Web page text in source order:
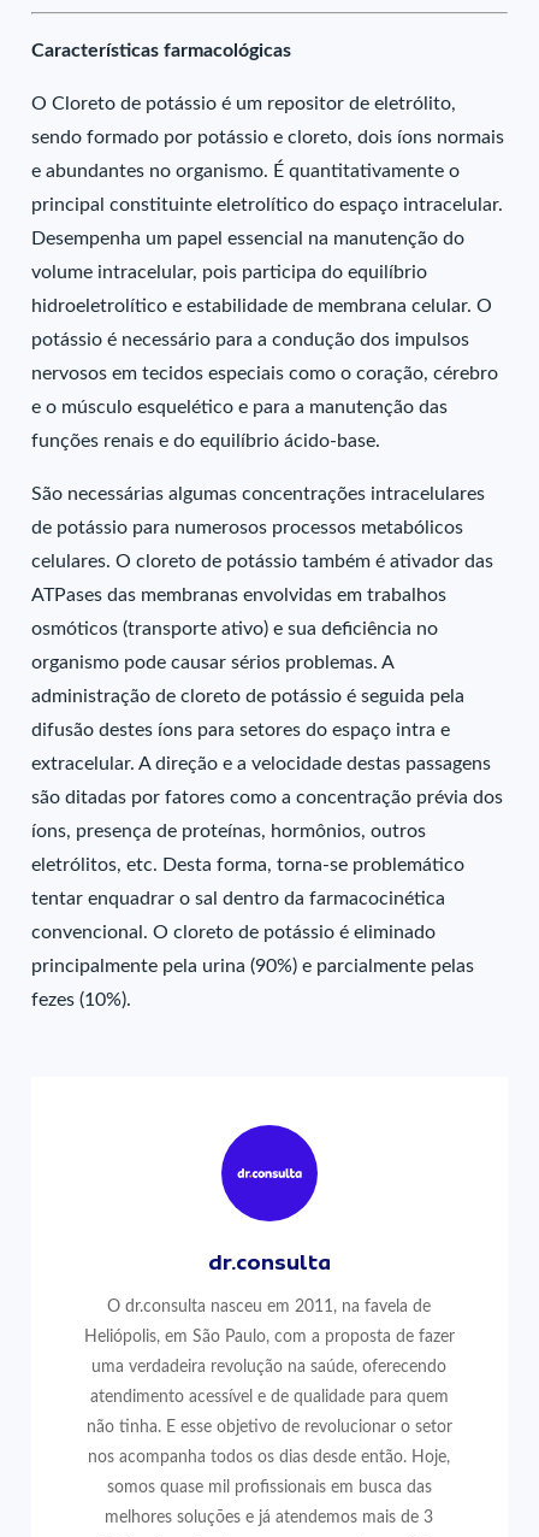
Características farmacológicas
O Cloreto de potássio é um repositor de eletrólito,
sendo formado por potássio e cloreto, dois íons normais
e abundantes no organismo. É quantitativamente o
principal constituinte eletrolítico do espaço intracelular.
Desempenha um papel essencial na manutenção do
volume intracelular, pois participa do equilíbrio
hidroeletrolítico e estabilidade de membrana celular. O
potássio é necessário para a condução dos impulsos
nervosos em tecidos especiais como o coração, cérebro
e o músculo esquelético e para a manutenção das
funções renais e do equilíbrio ácido-base.
São necessárias algumas concentrações intracelulares
de potássio para numerosos processos metabólicos
celulares. O cloreto de potássio também é ativador das
ATPases das membranas envolvidas em trabalhos
osmóticos (transporte ativo) e sua deficiência no
organismo pode causar sérios problemas. A
administração de cloreto de potássio é seguida pela
difusão destes íons para setores do espaço intra e
extracelular. A direção e a velocidade destas passagens
são ditadas por fatores como a concentração prévia dos
íons, presença de proteínas, hormônios, outros
eletrólitos, etc. Desta forma, torna-se problemático
tentar enquadrar o sal dentro da farmacocinética
convencional. O cloreto de potássio é eliminado
principalmente pela urina (90%) e parcialmente pelas
fezes (10%).
dr.consulta
O dr.consulta nasceu em 2011, na favela de
Heliópolis, em São Paulo, com a proposta de fazer
uma verdadeira revolução na saúde, oferecendo
atendimento acessível e de qualidade para quem
não tinha. E esse objetivo de revolucionar o setor
nos acompanha todos os dias desde então. Hoje,
somos quase mil profissionais em busca das
melhores soluções e já atendemos mais de 3